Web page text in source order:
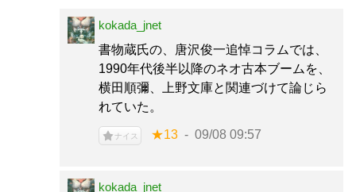
kokada_jnet
書物蔵氏の、唐沢俊一追悼コラムでは、
1990年代後半以降のネオ古本ブームを、
横田順彌、上野文庫と関連づけて論じら
れていた。
ナイス ★13 09/08 09:57
kokada_jnet